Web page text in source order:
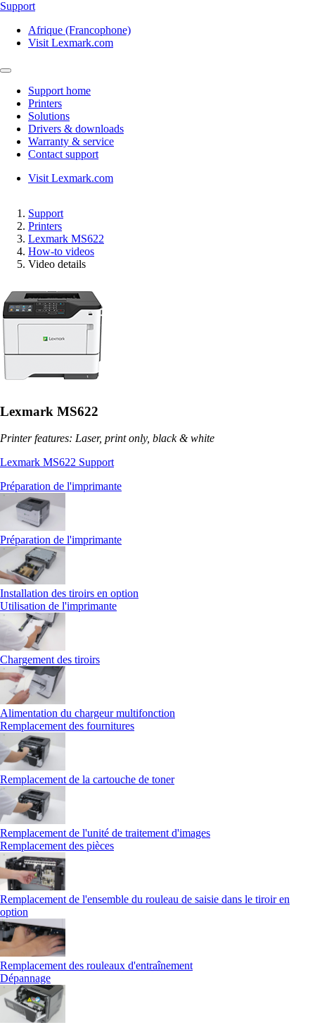
Support
Afrique (Francophone)
Visit Lexmark.com
Support home
Printers
Solutions
Drivers & downloads
Warranty & service
Contact support
Visit Lexmark.com
Support
Printers
Lexmark MS622
How-to videos
Video details
Lexmark MS622
Printer features: Laser, print only, black & white
Lexmark MS622 Support
Préparation de l'imprimante
Préparation de l'imprimante
Installation des tiroirs en option
Utilisation de l'imprimante
Chargement des tiroirs
Alimentation du chargeur multifonction
Remplacement des fournitures
Remplacement de la cartouche de toner
Remplacement de l'unité de traitement d'images
Remplacement des pièces
Remplacement de l'ensemble du rouleau de saisie dans le tiroir en
option
Remplacement des rouleaux d'entraînement
Dépannage